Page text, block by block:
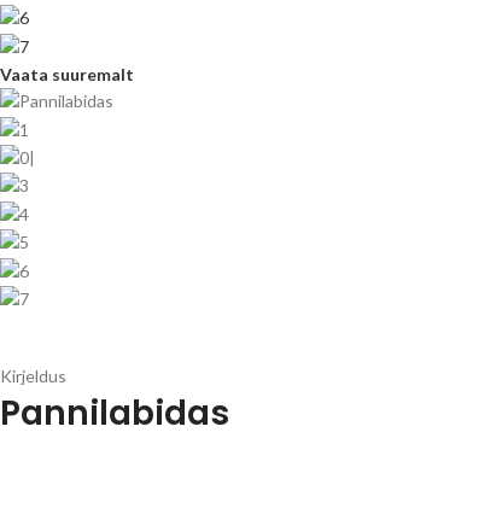
Vaata suuremalt
Kirjeldus
Pannilabidas